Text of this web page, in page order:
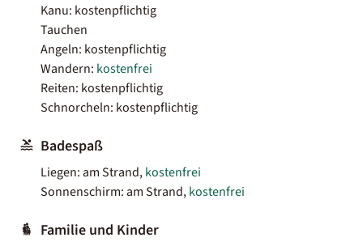
Kanu: kostenpflichtig
Tauchen
Angeln: kostenpflichtig
Wandern: kostenfrei
Reiten: kostenpflichtig
Schnorcheln: kostenpflichtig
Badespaß
Liegen: am Strand,kostenfrei
Sonnenschirm: am Strand,kostenfrei
Familie und Kinder